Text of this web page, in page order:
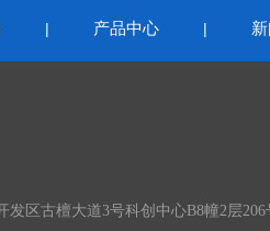
| 产品中心 |
区古檀大道3号科创中心B8幢2层